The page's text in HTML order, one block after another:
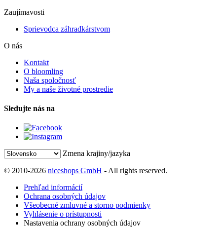
Zaujímavosti
Sprievodca záhradkárstvom
O nás
Kontakt
O bloomling
Naša spoločnosť
My a naše životné prostredie
Sledujte nás na
Zmena krajiny/jazyka
© 2010-2026 niceshops GmbH - All rights reserved.
Prehľad informácií
Ochrana osobných údajov
Všeobecné zmluvné a storno podmienky
Vyhlásenie o prístupnosti
Nastavenia ochrany osobných údajov